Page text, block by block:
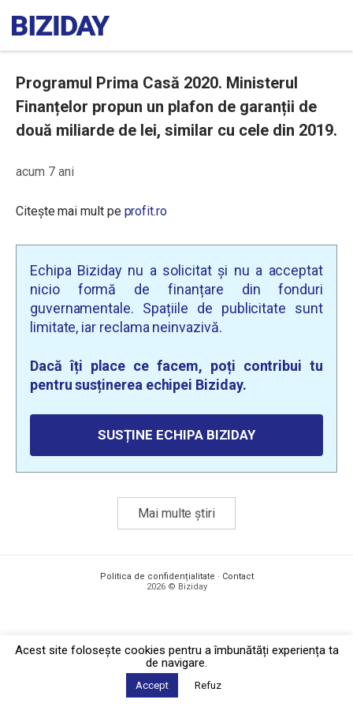
Programul Prima Casă 2020. Ministerul
Finanțelor propun un plafon de garanții de
două miliarde de lei, similar cu cele din 2019.
acum 7 ani
Citește mai mult pe profit.ro
Echipa Biziday nu a solicitat și nu a acceptat
nicio formă de finanțare din fonduri
guvernamentale. Spațiile de publicitate sunt
limitate, iar reclama neinvazivă.
Dacă îți place ce facem, poți contribui tu
pentru susținerea echipei Biziday.
SUSȚINE ECHIPA BIZIDAY
Mai multe știri
Politica de confidențialitate · Contact
2026 © Biziday
Acest site foloseşte cookies pentru a îmbunătăți experiența ta
de navigare.
Accept Refuz